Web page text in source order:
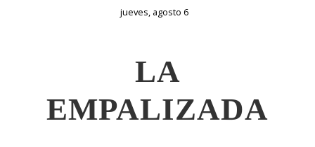
jueves, agosto 6
LA
EMPALIZADA